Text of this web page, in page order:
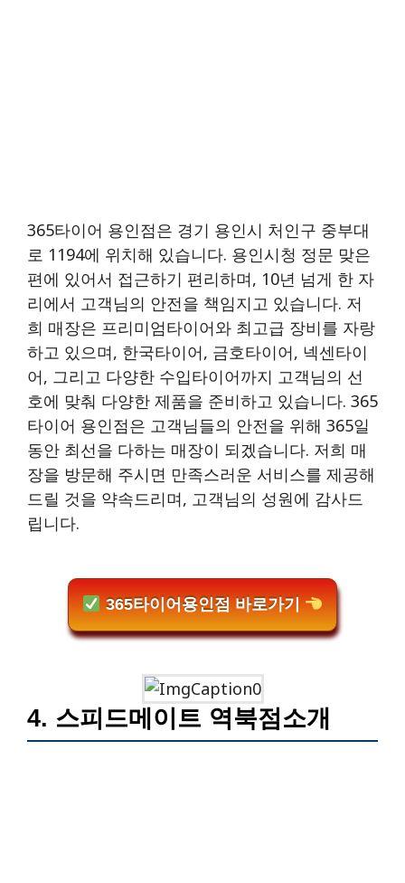
365타이어 용인점은 경기 용인시 처인구 중부대
로 1194에 위치해 있습니다. 용인시청 정문 맞은
편에 있어서 접근하기 편리하며, 10년 넘게 한 자
리에서 고객님의 안전을 책임지고 있습니다. 저
희 매장은 프리미엄타이어와 최고급 장비를 자랑
하고 있으며, 한국타이어, 금호타이어, 넥센타이
어, 그리고 다양한 수입타이어까지 고객님의 선
호에 맞춰 다양한 제품을 준비하고 있습니다. 365
타이어 용인점은 고객님들의 안전을 위해 365일
동안 최선을 다하는 매장이 되겠습니다. 저희 매
장을 방문해 주시면 만족스러운 서비스를 제공해
드릴 것을 약속드리며, 고객님의 성원에 감사드
립니다.
365타이어용인점 바로가기
4. 스피드메이트 역북점소개